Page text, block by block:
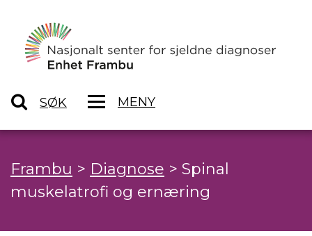
SØK MENY
Frambu > Diagnose > Spinal
muskelatrofi og ernæring